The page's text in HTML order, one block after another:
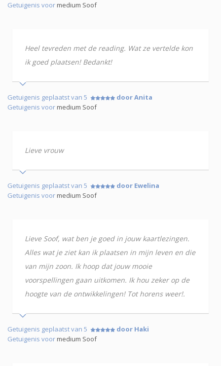
Getuigenis voormedium Soof
Heel tevreden met de reading. Wat ze vertelde kon
ik goed plaatsen! Bedankt!
Getuigenis geplaatst van 5
door Anita
Getuigenis voormedium Soof
Lieve vrouw
Getuigenis geplaatst van 5
door Ewelina
Getuigenis voormedium Soof
Lieve Soof, wat ben je goed in jouw kaartlezingen.
Alles wat je ziet kan ik plaatsen in mijn leven en die
van mijn zoon. Ik hoop dat jouw mooie
voorspellingen gaan uitkomen. Ik hou zeker op de
hoogte van de ontwikkelingen! Tot horens weer!.
Getuigenis geplaatst van 5
door Haki
Getuigenis voormedium Soof